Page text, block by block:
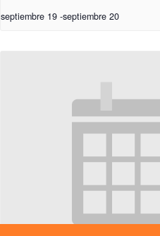
septiembre 19 -septiembre 20